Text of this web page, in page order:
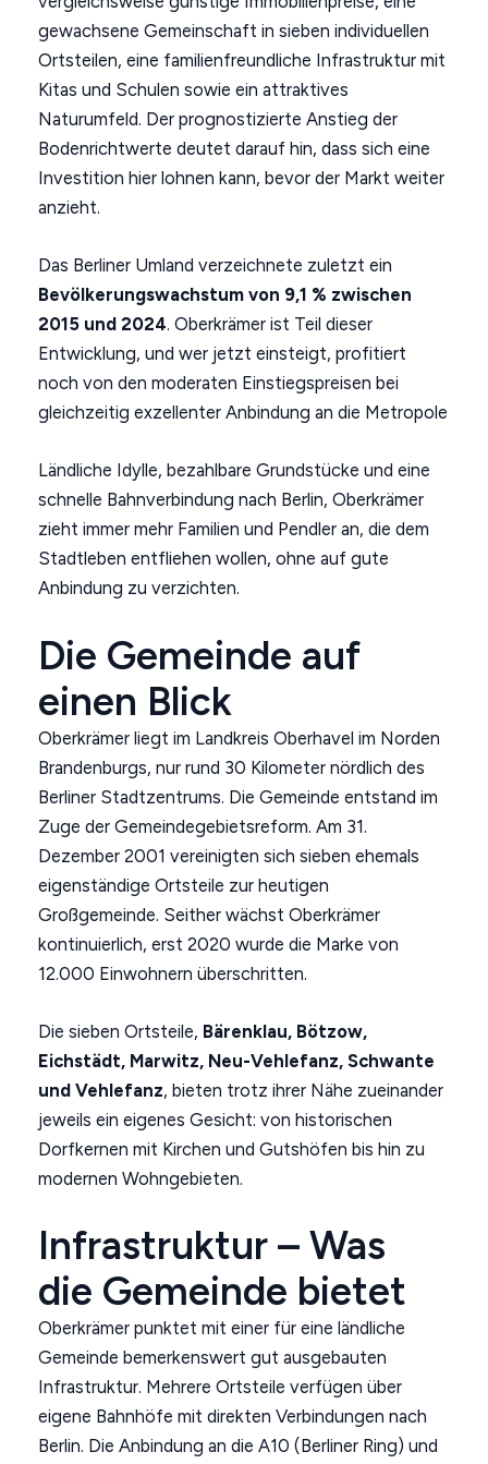
gewachsene Gemeinschaft in sieben individuellen
Ortsteilen, eine familienfreundliche Infrastruktur mit
Kitas und Schulen sowie ein attraktives
Naturumfeld. Der prognostizierte Anstieg der
Bodenrichtwerte deutet darauf hin, dass sich eine
Investition hier lohnen kann, bevor der Markt weiter
anzieht.
Das Berliner Umland verzeichnete zuletzt ein
Bevölkerungswachstum von 9,1 % zwischen
2015 und 2024. Oberkrämer ist Teil dieser
Entwicklung, und wer jetzt einsteigt, profitiert
noch von den moderaten Einstiegspreisen bei
gleichzeitig exzellenter Anbindung an die Metropole
Ländliche Idylle, bezahlbare Grundstücke und eine
schnelle Bahnverbindung nach Berlin, Oberkrämer
zieht immer mehr Familien und Pendler an, die dem
Stadtleben entfliehen wollen, ohne auf gute
Anbindung zu verzichten.
Die Gemeinde auf
einen Blick
Oberkrämer liegt im Landkreis Oberhavel im Norden
Brandenburgs, nur rund 30 Kilometer nördlich des
Berliner Stadtzentrums. Die Gemeinde entstand im
Zuge der Gemeindegebietsreform. Am 31.
Dezember 2001 vereinigten sich sieben ehemals
eigenständige Ortsteile zur heutigen
Großgemeinde. Seither wächst Oberkrämer
kontinuierlich, erst 2020 wurde die Marke von
12.000 Einwohnern überschritten.
Die sieben Ortsteile, Bärenklau, Bötzow,
Eichstädt, Marwitz, Neu-Vehlefanz, Schwante
und Vehlefanz, bieten trotz ihrer Nähe zueinander
jeweils ein eigenes Gesicht: von historischen
Dorfkernen mit Kirchen und Gutshöfen bis hin zu
modernen Wohngebieten.
Infrastruktur – Was
die Gemeinde bietet
Oberkrämer punktet mit einer für eine ländliche
Gemeinde bemerkenswert gut ausgebauten
Infrastruktur. Mehrere Ortsteile verfügen über
eigene Bahnhöfe mit direkten Verbindungen nach
Berlin. Die Anbindung an die A10 (Berliner Ring) und